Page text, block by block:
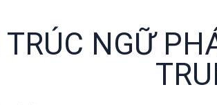
TRÚC NGỮ